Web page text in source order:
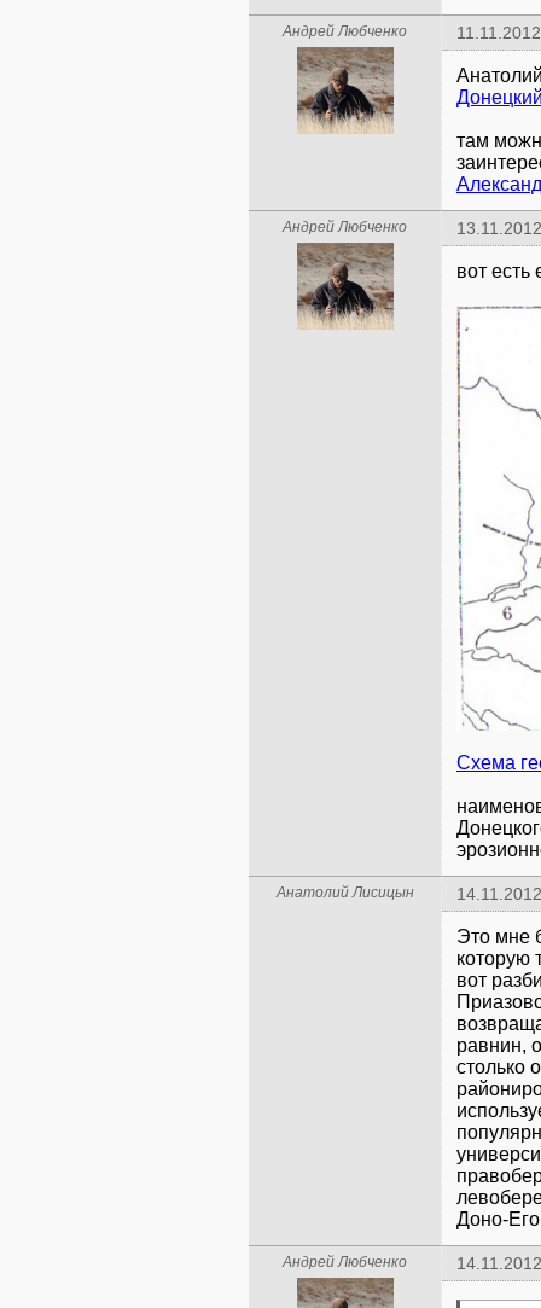
Андрей Любченко
там
Андрей Любченко
вот
Анатолий Лисицын
Это мне
которую
вот
равнин,
столько
Доно-
Андрей Любченко